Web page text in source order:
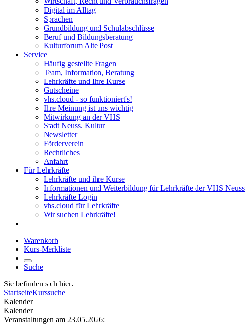
Digital im Alltag
Sprachen
Grundbildung und Schulabschlüsse
Beruf und Bildungsberatung
Kulturforum Alte Post
Service
Häufig gestellte Fragen
Team, Information, Beratung
Lehrkräfte und Ihre Kurse
Gutscheine
vhs.cloud - so funktioniert's!
Ihre Meinung ist uns wichtig
Mitwirkung an der VHS
Stadt Neuss. Kultur
Newsletter
Förderverein
Rechtliches
Anfahrt
Für Lehrkräfte
Lehrkräfte und ihre Kurse
Informationen und Weiterbildung für Lehrkräfte der VHS Neuss
Lehrkräfte Login
vhs.cloud für Lehrkräfte
Wir suchen Lehrkräfte!
Warenkorb
Kurs-Merkliste
Suche
Sie befinden sich hier:
StartseiteKurssuche
Kalender
Kalender
Veranstaltungen am 23.05.2026: